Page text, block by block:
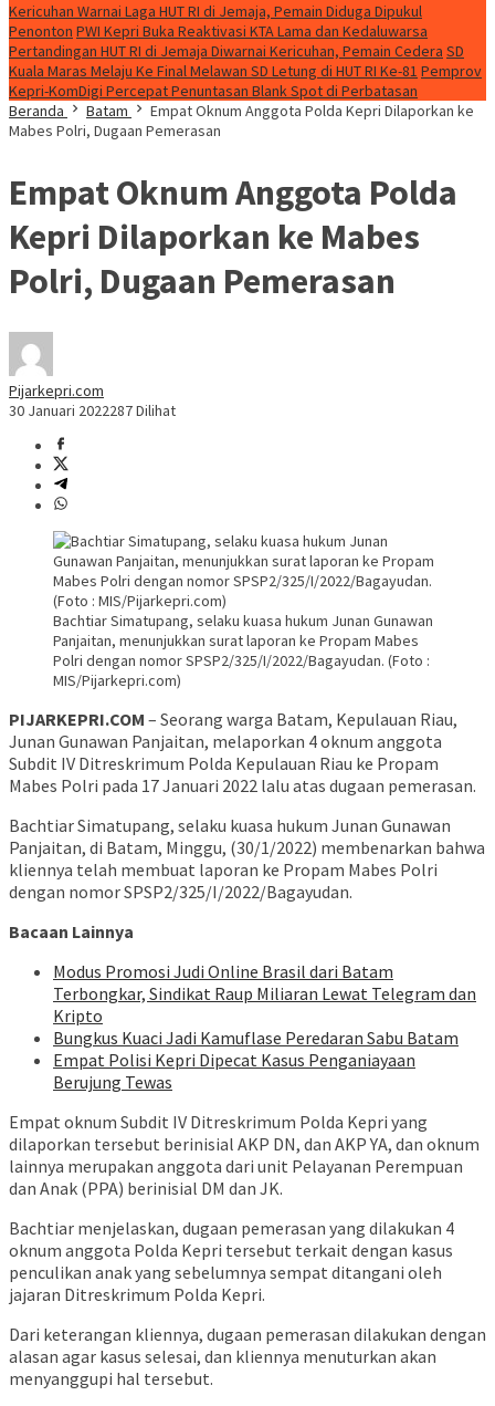
Kericuhan Warnai Laga HUT RI di Jemaja, Pemain Diduga Dipukul
Penonton PWI Kepri Buka Reaktivasi KTA Lama dan Kedaluwarsa
Pertandingan HUT RI di Jemaja Diwarnai Kericuhan, Pemain Cedera SD
Kuala Maras Melaju Ke Final Melawan SD Letung di HUT RI Ke-81 Pemprov
Kepri-KomDigi Percepat Penuntasan Blank Spot di Perbatasan
Beranda
Batam
Empat Oknum Anggota Polda Kepri Dilaporkan ke
Mabes Polri, Dugaan Pemerasan
Empat Oknum Anggota Polda
Kepri Dilaporkan ke Mabes
Polri, Dugaan Pemerasan
Pijarkepri.com
30 Januari 2022287 Dilihat
Bachtiar Simatupang, selaku kuasa hukum Junan Gunawan
Panjaitan, menunjukkan surat laporan ke Propam Mabes
Polri dengan nomor SPSP2/325/I/2022/Bagayudan. (Foto :
MIS/Pijarkepri.com)
PIJARKEPRI.COM – Seorang warga Batam, Kepulauan Riau,
Junan Gunawan Panjaitan, melaporkan 4 oknum anggota
Subdit IV Ditreskrimum Polda Kepulauan Riau ke Propam
Mabes Polri pada 17 Januari 2022 lalu atas dugaan pemerasan.
Bachtiar Simatupang, selaku kuasa hukum Junan Gunawan
Panjaitan, di Batam, Minggu, (30/1/2022) membenarkan bahwa
kliennya telah membuat laporan ke Propam Mabes Polri
dengan nomor SPSP2/325/I/2022/Bagayudan.
Bacaan Lainnya
Modus Promosi Judi Online Brasil dari Batam
Terbongkar, Sindikat Raup Miliaran Lewat Telegram dan
Kripto
Bungkus Kuaci Jadi Kamuflase Peredaran Sabu Batam
Empat Polisi Kepri Dipecat Kasus Penganiayaan
Berujung Tewas
Empat oknum Subdit IV Ditreskrimum Polda Kepri yang
dilaporkan tersebut berinisial AKP DN, dan AKP YA, dan oknum
lainnya merupakan anggota dari unit Pelayanan Perempuan
dan Anak (PPA) berinisial DM dan JK.
Bachtiar menjelaskan, dugaan pemerasan yang dilakukan 4
oknum anggota Polda Kepri tersebut terkait dengan kasus
penculikan anak yang sebelumnya sempat ditangani oleh
jajaran Ditreskrimum Polda Kepri.
Dari keterangan kliennya, dugaan pemerasan dilakukan dengan
alasan agar kasus selesai, dan kliennya menuturkan akan
menyanggupi hal tersebut.